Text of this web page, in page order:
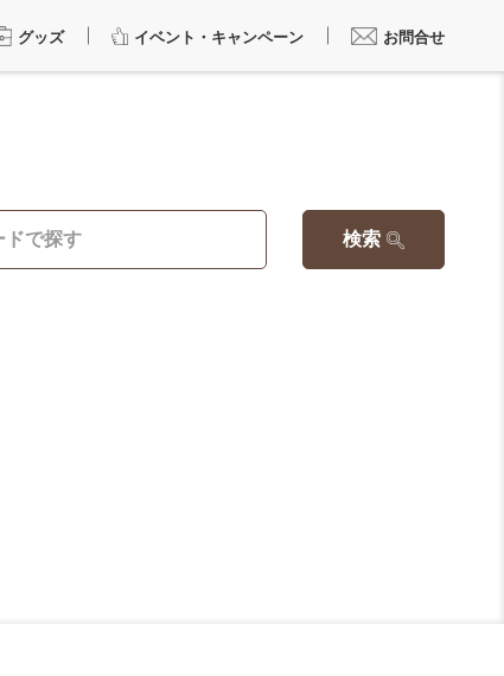
グッズ イベント・キャンペーン お問合せ
検索